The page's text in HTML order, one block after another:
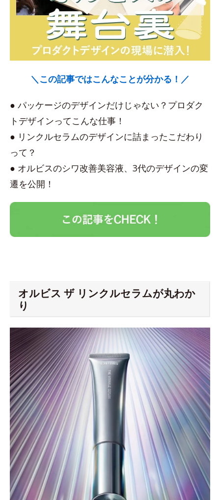
＼この記事ではこんなことが分かる！／
● パッケージのデザインだけじゃない？プロダク
トデザインってこんな仕事！
● リンクルセラムのデザインに詰まったこだわり
って？
● オルビスのシワ改善美容液、3代のデザインの変
遷を公開！
オルビス ザ リンクルセラムが丸わか
り